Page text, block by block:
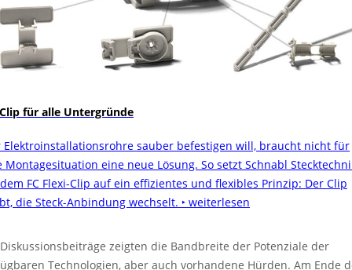
für alle Untergründe
Elektroinstallationsrohre sauber befestigen will, braucht nicht für
Montagesituation eine neue Lösung. So setzt Schnabl
FC Flexi-Clip auf ein effizientes und flexibles Prinzip: Der Clip
die Steck-Anbindung wechselt. ‣ weiterlesen
zeigten die Bandbreite der Potenziale der
Technologien, aber auch vorhandene Hürden. Am Ende